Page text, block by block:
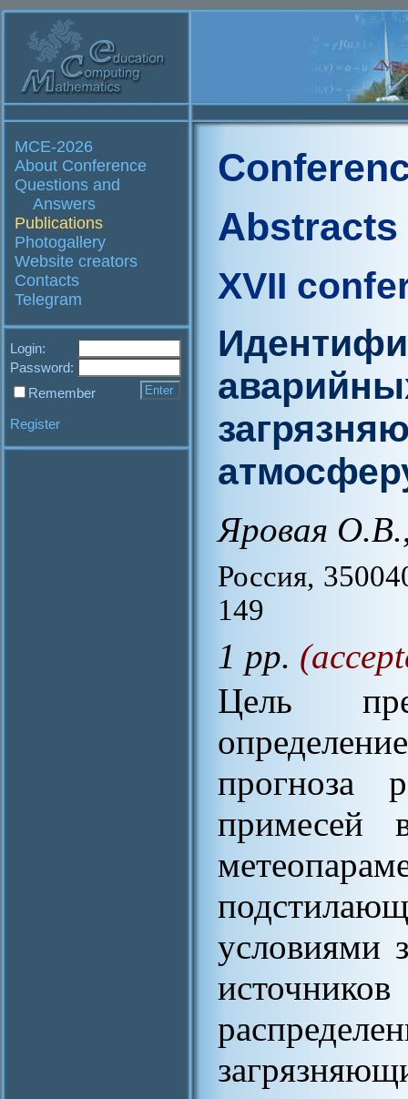
MCE-2026
About Conference
Questions and
Answers
Publications
Photogallery
Website creators
Contacts
Telegram
Login:
Password:
Remember
Register
Abstracts
XVII
Яровая О.В.
Россия,
149
1 pp.
Цель
прогноза
примесей
условиями